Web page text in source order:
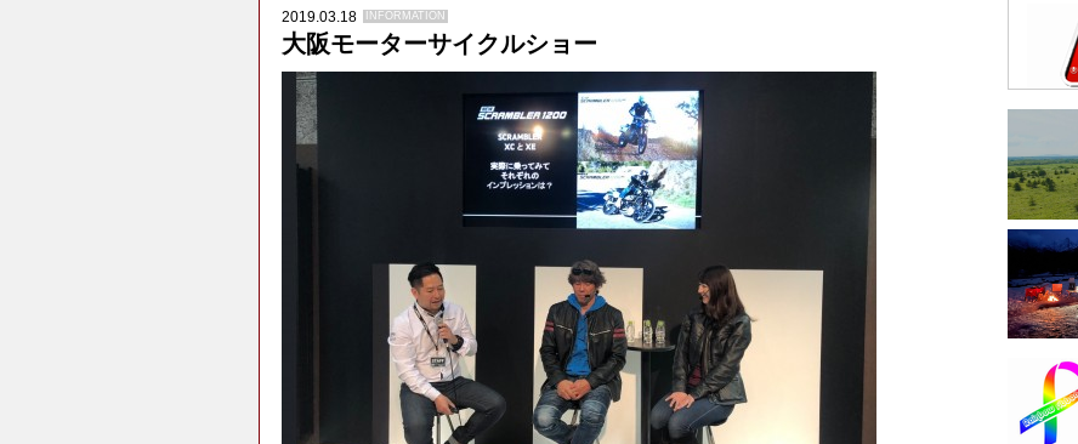
2019.03.18 INFORMATION
大阪モーターサイクルショー